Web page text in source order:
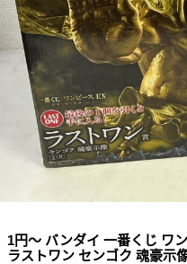
1円〜 バンダイ 一番くじ ワ
ラストワン センゴク 魂豪示